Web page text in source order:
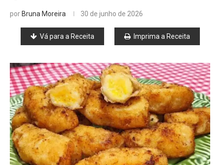
por Bruna Moreira 30 de junho de 2026
Vá para a Receita Imprima a Receita